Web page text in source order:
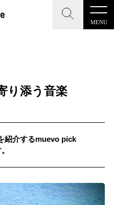
MENU
CLOSE
性シンガー
ループ #R&B/ソウル
CLOSE
特化メディア
り添う音楽
紹介するmuevo pick